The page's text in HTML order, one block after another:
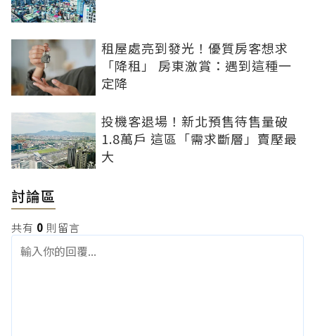
租屋處亮到發光！優質房客想求
「降租」 房東激賞：遇到這種一
定降
投機客退場！新北預售待售量破
1.8萬戶 這區「需求斷層」賣壓最
大
討論區
共有 0 則留言